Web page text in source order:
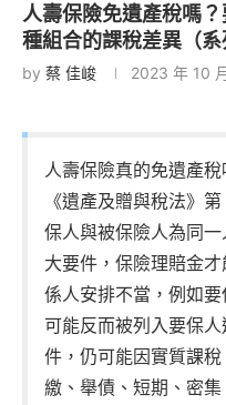
人壽保險免遺產稅嗎
種組合的課稅差異（系
by 蔡 佳峻 2023 年 10
人壽保險真的免遺產
《遺產及贈與稅法》
保人與被保險人為同
大要件，保險理賠金
係人安排不當，例如
可能反而被列入要保
件，仍可能因實質課
繳、舉債、短期、密集